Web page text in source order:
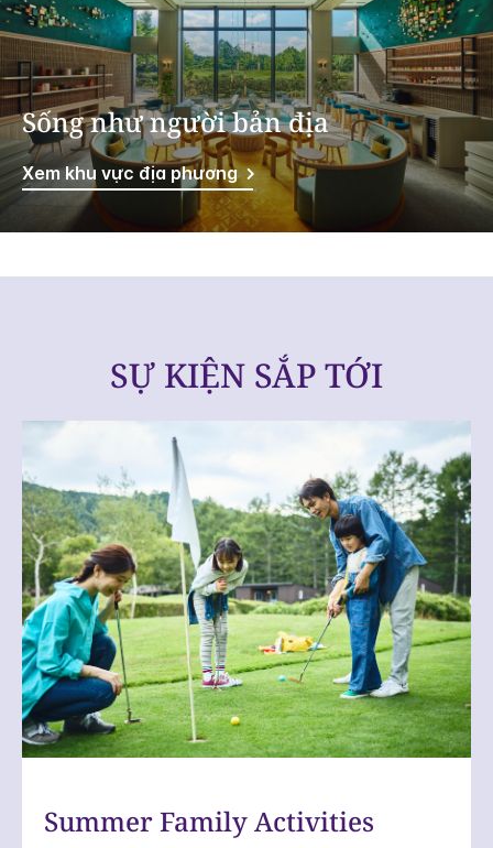
Sống như người bản địa
Xem khu vực địa phương
SỰ KIỆN SẮP TỚI
Summer Family Activities